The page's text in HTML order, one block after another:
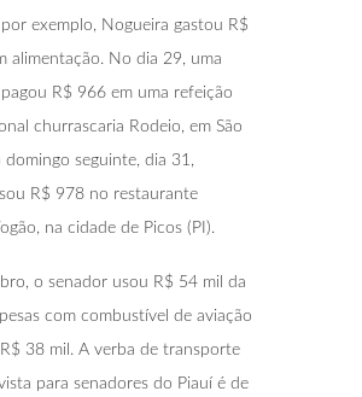
exemplo, Nogueira gastou R$
alimentação. No dia 29, uma
R$ 966 em uma refeição
churrascaria Rodeio, em São
domingo seguinte, dia 31,
R$ 978 no restaurante
na cidade de Picos (PI).
o senador usou R$ 54 mil da
com combustível de aviação
38 mil. A verba de transporte
para senadores do Piauí é de